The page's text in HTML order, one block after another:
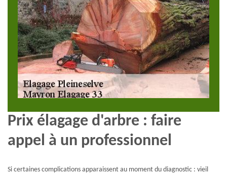
Prix élagage d'arbre : faire
appel à un professionnel
Si certaines complications apparaissent au moment du diagnostic : vieil